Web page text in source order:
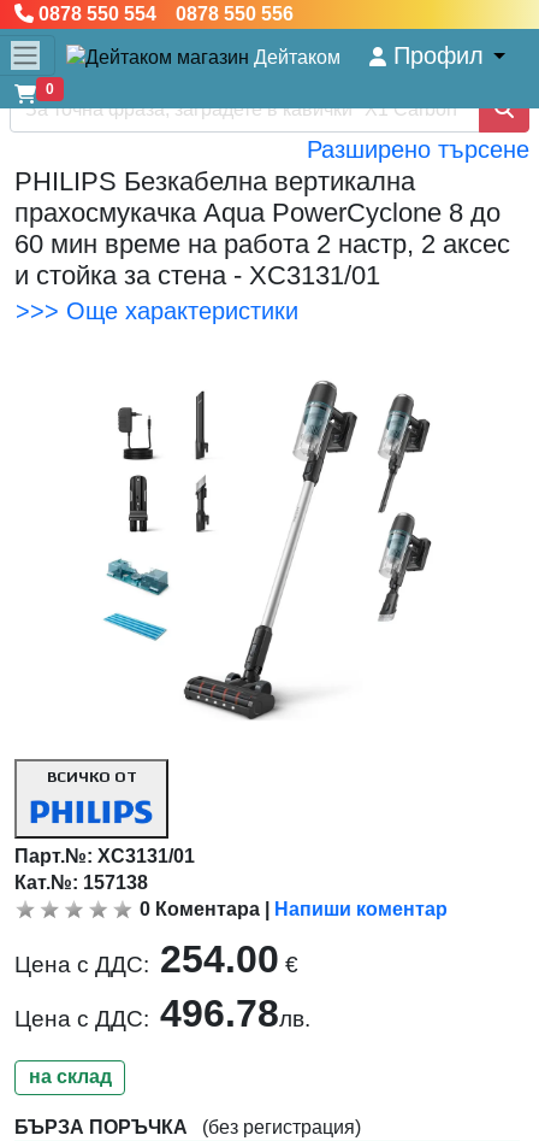
0878 550 554 0878 550 556
Дейтаком Профил
0
Разширено търсене
PHILIPS Безкабелна вертикална
прахосмукачка Aqua PowerCyclone 8 до
60 мин време на работа 2 настр, 2 аксес
и стойка за стена - XC3131/01
>>> Още характеристики
ВСИЧКО ОТ
Парт.№:XC3131/01
Кат.№: 157138
0 Коментара Напиши коментар
Цена с ДДС: 254.00 €
Цена с ДДС: 496.78лв.
на склад
БЪРЗА ПОРЪЧКА (без регистрация)